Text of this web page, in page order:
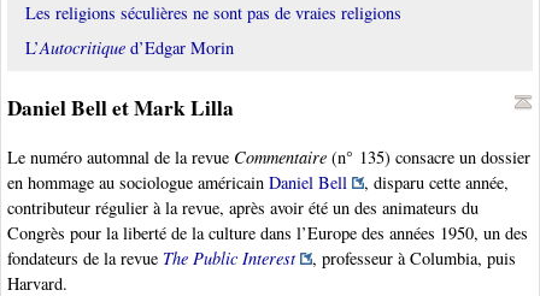
Les religions séculières ne sont pas de vraies religions
L’Autocritique d’Edgar Morin
Daniel Bell et Mark Lilla
Le numéro automnal de la revue Commentaire (n° 135) consacre un dossier
en hommage au sociologue américain Daniel Bell
, disparu cette année,
contributeur régulier à la revue, après avoir été un des animateurs du
Congrès pour la liberté de la culture dans l’Europe des années 1950, un des
fondateurs de la revue The Public Interest
, professeur à Columbia, puis
Harvard.